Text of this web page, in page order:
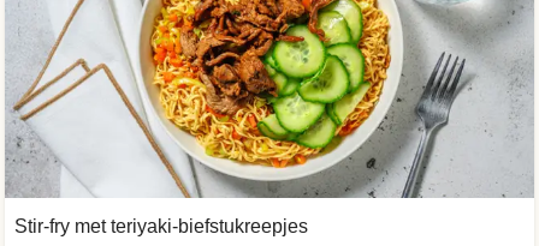
Stir-fry met teriyaki-biefstukreepjes